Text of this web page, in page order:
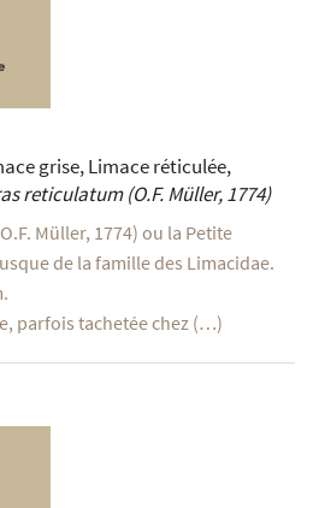
grise, Limace réticulée,
reticulatum(O.F. Müller, 1774)
Müller, 1774) ou la Petite
de la famille des Limacidae.
parfois tachetée chez (…)